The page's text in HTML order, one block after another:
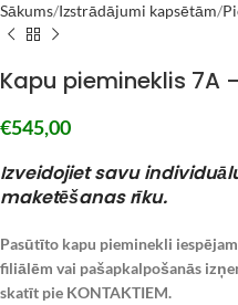
Sākums Izstrādājumi kapsētām
Kapu piemineklis 7A –
€545,00
Izveidojiet savu
maketēšanas rīku.
Pasūtīto kapu pieminekli
filiālēm vai pašapkalpošanās
skatīt pie KONTAKTIEM.